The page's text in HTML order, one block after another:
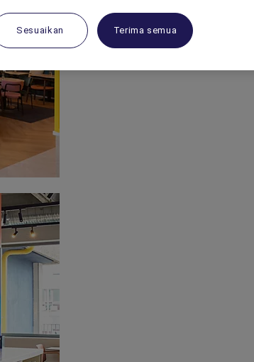
Sesuaikan Terima semua